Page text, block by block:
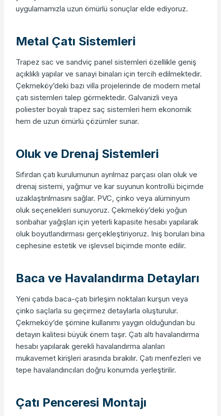
uygulamamızla uzun ömürlü sonuçlar elde ediyoruz.
Metal Çatı Sistemleri
Trapez sac ve sandviç panel sistemleri özellikle geniş
açıklıklı yapılar ve sanayi binaları için tercih edilmektedir.
Çekmeköy’deki bazı villa projelerinde de modern metal
çatı sistemleri talep görmektedir. Galvanizli veya
poliester boyalı trapez saç sistemleri hem ekonomik
hem de uzun ömürlü çözümler sunar.
Oluk ve Drenaj Sistemleri
Sıfırdan çatı kurulumunun ayrılmaz parçası olan oluk ve
drenaj sistemi, yağmur ve kar suyunun kontrollü biçimde
uzaklaştırılmasını sağlar. PVC, çinko veya alüminyum
oluk seçenekleri sunuyoruz. Çekmeköy’deki yoğun
sonbahar yağışları için yeterli kapasite hesabı yapılarak
oluk boyutlandırması gerçekleştiriyoruz. Iniş boruları bina
cephesine estetik ve işlevsel biçimde monte edilir.
Baca ve Havalandırma Detayları
Yeni çatıda baca-çatı birleşim noktaları kurşun veya
çinko saçlarla su geçirmez detaylarla oluşturulur.
Çekmeköy’de şömine kullanımı yaygın olduğundan bu
detayın kalitesi büyük önem taşır. Çatı altı havalandırma
hesabı yapılarak gerekli havalandırma alanları
mukavemet kirişleri arasında bırakılır. Çatı menfezleri ve
tepe havalandırıcıları doğru konumda yerleştirilir.
Çatı Penceresi Montajı